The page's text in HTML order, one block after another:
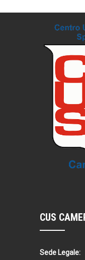
CUS
Sede Legale: